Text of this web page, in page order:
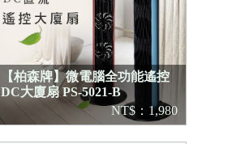
【柏森牌】微電腦全功能遙控
DC大廈扇 PS-5021-B
NT$：1,980